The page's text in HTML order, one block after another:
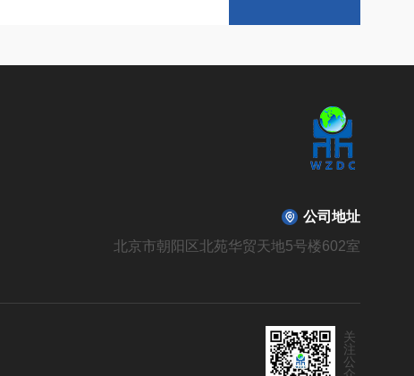
公司地址
北京市朝阳区北苑华贸天地5号楼602室
关
注
公